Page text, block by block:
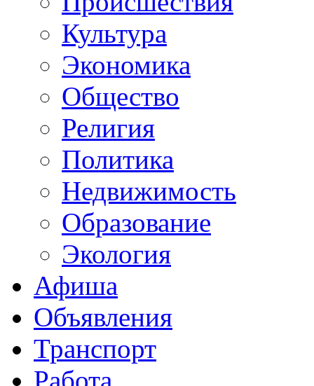
Культура
Экономика
Общество
Религия
Политика
Недвижимость
Образование
Экология
Афиша
Объявления
Транспорт
Работа